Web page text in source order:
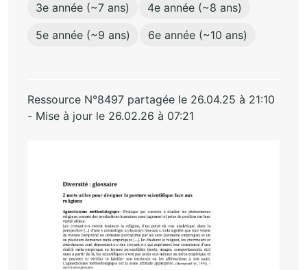
3e année (~7 ans)
4e année (~8 ans)
5e année (~9 ans)
6e année (~10 ans)
Ressource N°8497 partagée le 26.04.25 à 21:10
- Mise à jour le 26.02.26 à 07:21